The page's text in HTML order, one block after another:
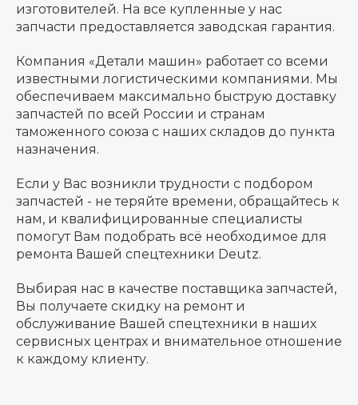
изготовителей. На все купленные у нас
запчасти предоставляется заводская гарантия.
Компания «Детали машин» работает со всеми
известными логистическими компаниями. Мы
обеспечиваем максимально быструю доставку
запчастей по всей России и странам
таможенного союза с наших складов до пункта
назначения.
Если у Вас возникли трудности с подбором
запчастей - не теряйте времени, обращайтесь к
нам, и квалифицированные специалисты
помогут Вам подобрать всё необходимое для
ремонта Вашей спецтехники Deutz.
Выбирая нас в качестве поставщика запчастей,
Вы получаете скидку на ремонт и
обслуживание Вашей спецтехники в наших
сервисных центрах и внимательное отношение
к каждому клиенту.